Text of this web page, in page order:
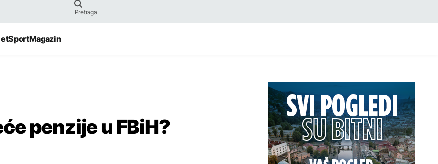
SportMagazin
penzije u FBiH?